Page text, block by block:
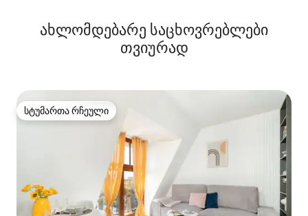
ახლომდებარე საცხოვრებლები
თვიურად
სტუმართა რჩეული
სტუმართა რჩეული